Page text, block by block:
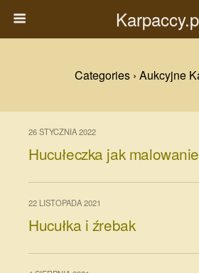
Categories › Aukcyjne
26 STYCZNIA 2022
Hucułeczka jak malowanie
22 LISTOPADA 2021
Hucułka i źrebak